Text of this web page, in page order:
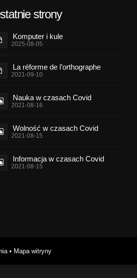
strony
Komputer i kule
2025-08-05
La réforme de l’orthographe
2021-09-10
Nauka w czasach Covid
2021-08-16
Wolność w czasach Covid
2021-08-15
Informacja w czasach Covid
2021-08-15
• Mapa witryny